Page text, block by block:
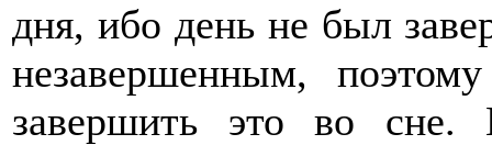
дня, ибо день не был
незавершенным,
завершить это во сне.